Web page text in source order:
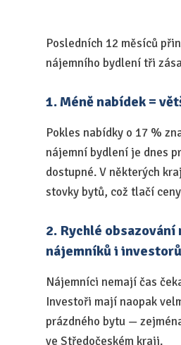
Posledních 12 měsíců
nájemního bydlení tři
1. Méně nabídek =
Pokles nabídky o 17 %
nájemní bydlení je dnes
dostupné. V některých
stovky bytů, což tlačí
2. Rychlé obsazování
nájemníků i investorů
Nájemníci nemají čas
Investoři mají naopak
prázdného bytu —
ve Středočeském kraji.